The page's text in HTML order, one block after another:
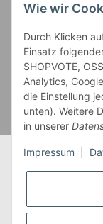
* Alle Preise
Wie wir
Durch Klicken
Einsatz
SHOPVOTE,
Analytics,
die Einstellung
unten). Weitere
in unserer
Impressum